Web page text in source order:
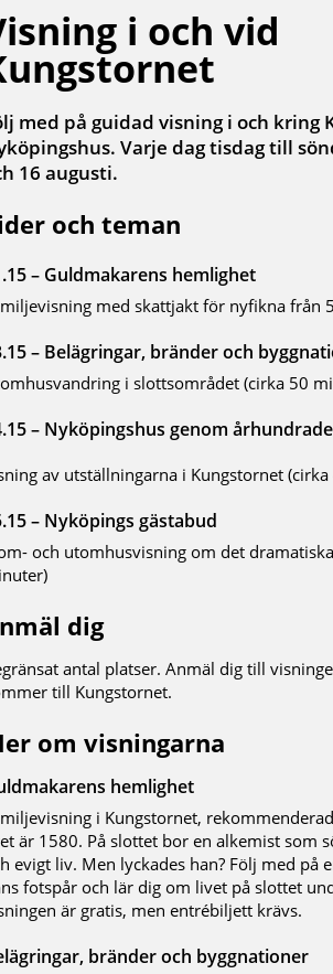
i och vid
med på guidad visning i och kring
Varje dag tisdag till
16 augusti.
och teman
– Guldmakarens hemlighet
med skattjakt för nyfikna från
– Belägringar, bränder och
i slottsområdet (cirka 50
– Nyköpingshus genom
av utställningarna i Kungstornet
– Nyköpings gästabud
och utomhusvisning om det
dig
antal platser. Anmäl dig till
till Kungstornet.
om visningarna
hemlighet
i Kungstornet,
är 1580. På slottet bor en alkemist som
evigt liv. Men lyckades han? Följ med på
fotspår och lär dig om livet på slottet
är gratis, men entrébiljett krävs.
bränder och byggnationer